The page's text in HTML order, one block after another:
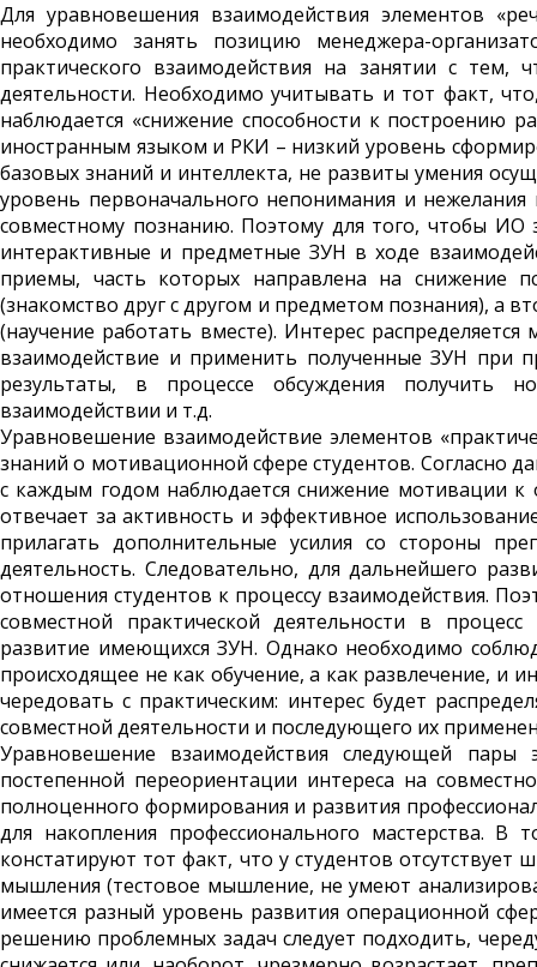
Для уравновешения взаимодействия элементов
необходимо занять позицию менеджера-
практического взаимодействия на занятии с
деятельности. Необходимо учитывать и тот факт,
наблюдается «снижение способности к построению
иностранным языком и РКИ – низкий уровень
базовых знаний и интеллекта, не развиты умения
уровень первоначального непонимания и нежелания
совместному познанию. Поэтому для того, чтобы ИО
интерактивные и предметные ЗУН в ходе
приемы, часть которых направлена на снижение
(знакомство друг с другом и предметом познания), а
(научение работать вместе). Интерес
взаимодействие и применить полученные ЗУН при
результаты, в процессе обсуждения получить
взаимодействии и т.д.
Уравновешение взаимодействие элементов
знаний о мотивационной сфере студентов. Согласно
с каждым годом наблюдается снижение мотивации к
отвечает за активность и эффективное
прилагать дополнительные усилия со стороны
деятельность. Следовательно, для дальнейшего
отношения студентов к процессу взаимодействия.
совместной практической деятельности в
развитие имеющихся ЗУН. Однако необходимо
происходящее не как обучение, а как развлечение, и
чередовать с практическим: интерес будет
совместной деятельности и последующего их
Уравновешение взаимодействия следующей
постепенной переориентации интереса на
полноценного формирования и развития
для накопления профессионального мастерства.
констатируют тот факт, что у студентов
мышления (тестовое мышление, не умеют
имеется разный уровень развития операционной
решению проблемных задач следует подходить,